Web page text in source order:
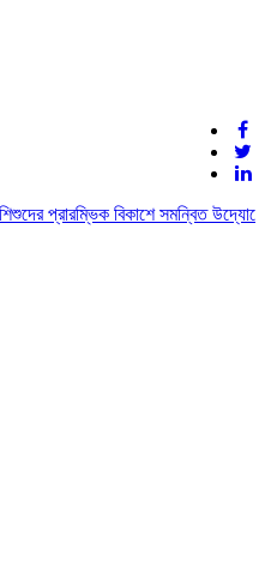
প্রারম্ভিক বিকাশে সমন্বিত